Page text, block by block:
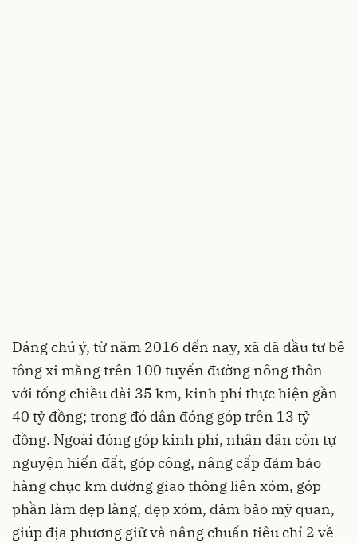
Đáng chú ý, từ năm 2016 đến nay, xã đã đầu tư bê
tông xi măng trên 100 tuyến đường nông thôn
với tổng chiều dài 35 km, kinh phí thực hiện gần
40 tỷ đồng; trong đó dân đóng góp trên 13 tỷ
đồng. Ngoài đóng góp kinh phí, nhân dân còn tự
nguyện hiến đất, góp công, nâng cấp đảm bảo
hàng chục km đường giao thông liên xóm, góp
phần làm đẹp làng, đẹp xóm, đảm bảo mỹ quan,
giúp địa phương giữ và nâng chuẩn tiêu chí 2 về